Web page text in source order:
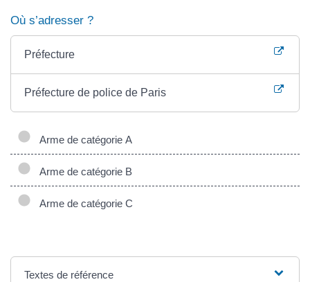
Où s’adresser ?
Préfecture
Préfecture de police de Paris
Arme de catégorie A
Arme de catégorie B
Arme de catégorie C
Textes de référence